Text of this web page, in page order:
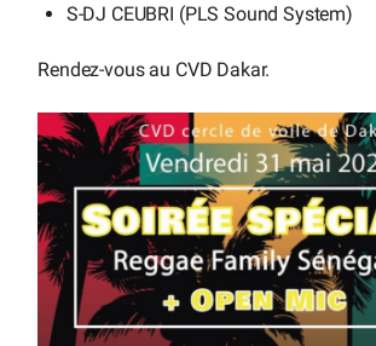
S-DJ CEUBRI (PLS Sound System)
Rendez-vous au CVD Dakar.